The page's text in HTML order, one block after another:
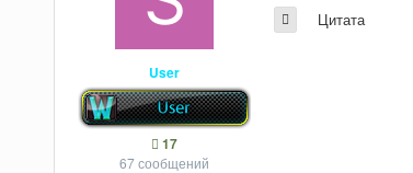
User
17
67 сообщений
Цитата